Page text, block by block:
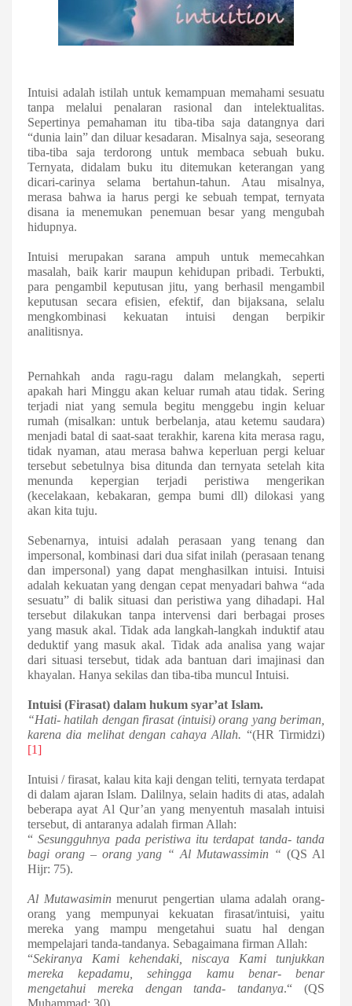
Intuisi adalah istilah untuk kemampuan memahami sesuatu
tanpa melalui penalaran rasional dan intelektualitas.
Sepertinya pemahaman itu tiba-tiba saja datangnya dari
“dunia lain”dan diluar kesadaran. Misalnya saja, seseorang
tiba-tiba saja terdorong untuk membaca sebuah buku.
Ternyata, didalam buku itu ditemukan keterangan yang
dicari-carinya selama bertahun-tahun. Atau misalnya,
merasa bahwa ia harus pergi ke sebuah tempat, ternyata
disana ia menemukan penemuan besar yang mengubah
hidupnya.
Intuisi merupakan sarana ampuh untuk memecahkan
masalah, baik karir maupun kehidupan pribadi. Terbukti,
para pengambil keputusan jitu, yang berhasil mengambil
keputusan secara efisien, efektif, dan bijaksana, selalu
mengkombinasi kekuatan intuisi dengan berpikir
analitisnya.
Pernahkah anda ragu-ragu dalam melangkah, seperti
apakah hari Minggu akan keluar rumah atau tidak. Sering
terjadi niat yang semula begitu menggebu ingin keluar
rumah (misalkan: untuk berbelanja, atau ketemu saudara)
menjadi batal di saat-saat terakhir, karena kita merasa ragu,
tidak nyaman, atau merasa bahwa keperluan pergi keluar
tersebut sebetulnya bisa ditunda dan ternyata setelah kita
menunda kepergian terjadi peristiwa mengerikan
(kecelakaan, kebakaran, gempa bumi dll) dilokasi yang
akan kita tuju.
Sebenarnya, intuisi adalah perasaan yang tenang dan
impersonal, kombinasi dari dua sifat inilah (perasaan tenang
dan impersonal) yang dapat menghasilkan intuisi. Intuisi
adalah kekuatan yang dengan cepat menyadari bahwa “ada
sesuatu” di balik situasi dan peristiwa yang dihadapi. Hal
tersebut dilakukan tanpa intervensi dari berbagai proses
yang masuk akal. Tidak ada langkah-langkah induktif atau
deduktif yang masuk akal. Tidak ada analisa yang wajar
dari situasi tersebut, tidak ada bantuan dari imajinasi dan
khayalan. Hanya sekilas dan tiba-tiba muncul Intuisi.
Intuisi (Firasat) dalam hukum syar’at Islam.
“Hati- hatilah dengan firasat (intuisi)orang yang beriman,
karena dia melihat dengan cahaya Allah. “(HR Tirmidzi)
[1]
Intuisi / firasat, kalau kita kaji dengan teliti, ternyata terdapat
di dalam ajaran Islam. Dalilnya, selain hadits di atas, adalah
beberapa ayat Al Qur’an yang menyentuh masalah intuisi
tersebut, di antaranya adalah firman Allah:
“Sesungguhnya pada peristiwa itu terdapat tanda- tanda
bagi orang – orang yang “ Al Mutawassimin “ (QS Al
Hijr: 75).
Al Mutawasiminmenurut pengertian ulama adalah orang-
orang yang mempunyai kekuatan firasat/intuisi, yaitu
mereka yang mampu mengetahui suatu hal dengan
mempelajari tanda-tandanya. Sebagaimana firman Allah:
“Sekiranya Kami kehendaki, niscaya Kami tunjukkan
mereka kepadamu, sehingga kamu benar- benar
mengetahui mereka dengan tanda- tandanya.“ (QS